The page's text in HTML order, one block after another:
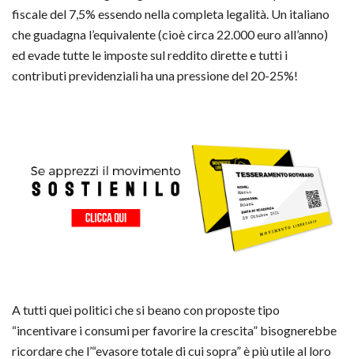
fiscale del 7,5% essendo nella completa legalità. Un italiano
che guadagna l’equivalente (cioè circa 22.000 euro all’anno)
ed evade tutte le imposte sul reddito dirette e tutti i
contributi previdenziali ha una pressione del 20-25%!
A tutti quei politici che si beano con proposte tipo
“incentivare i consumi per favorire la crescita” bisognerebbe
ricordare che l’“evasore totale di cui sopra” è più utile al loro